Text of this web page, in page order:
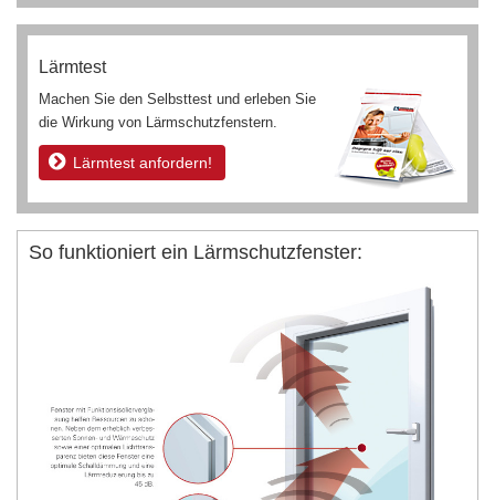
Lärmtest
Machen Sie den Selbsttest und erleben Sie
die Wirkung von Lärmschutzfenstern.
Lärmtest anfordern!
So funktioniert ein Lärmschutzfenster: